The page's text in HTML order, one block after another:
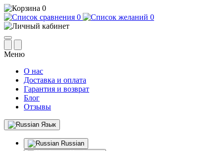
0
0
0
Меню
О нас
Доставка и оплата
Гарантия и возврат
Блог
Отзывы
Язык
Russian